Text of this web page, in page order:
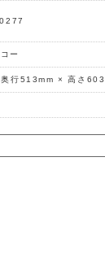
ー
行513mm × 高さ